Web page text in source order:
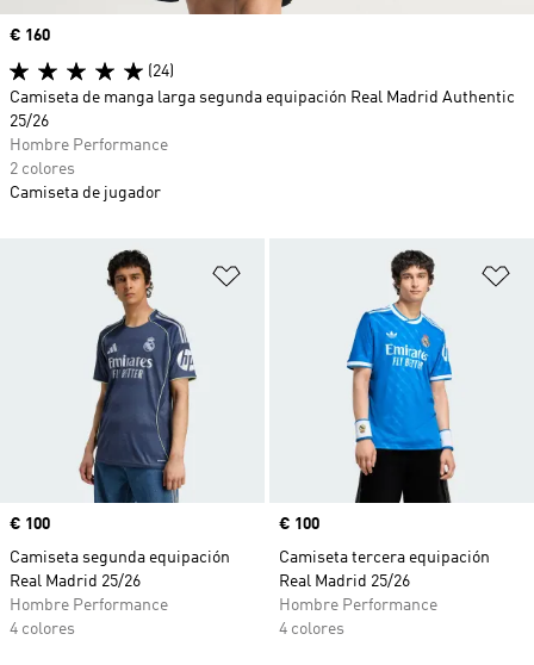
Añadir a la lista de deseos
Precio
€ 100
Camiseta segunda equipación
Real Madrid 25/26
Hombre Performance
4 colores
Precio
€ 100
Camiseta tercera equipación
Real Madrid 25/26
Hombre Performance
4 colores
Precio
€ 160
(24)
Camiseta de manga larga segunda equipación Real Madrid Authentic
25/26
Hombre Performance
2 colores
Camiseta de jugador